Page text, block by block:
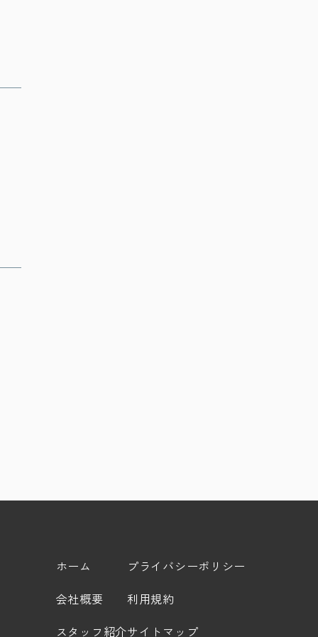
ホーム
会社概要
スタッフ紹介
プライバシーポリシー
利用規約
サイトマップ